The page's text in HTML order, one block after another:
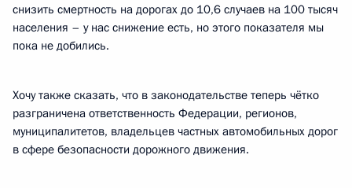
снизить смертность на дорогах до 10,6 случаев на 100 тысяч
населения – у нас снижение есть, но этого показателя мы
пока не добились.
Хочу также сказать, что в законодательстве теперь чётко
разграничена ответственность Федерации, регионов,
муниципалитетов, владельцев частных автомобильных дорог
в сфере безопасности дорожного движения.